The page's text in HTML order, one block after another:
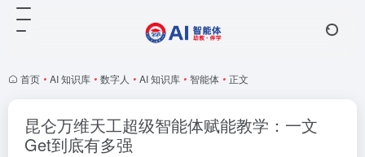
首页 • AI 知识库 • 数字人 • AI 知识库 • 智能体 • 正文
昆仑万维天工超级智能体赋能教学：一文
Get到底有多强